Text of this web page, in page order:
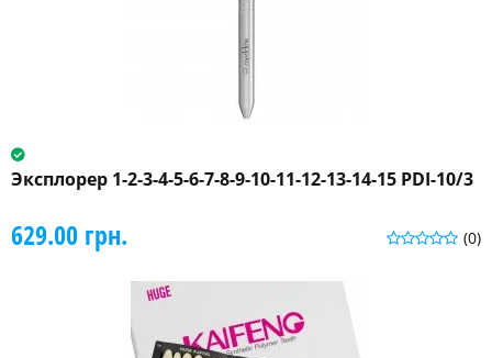
Эксплорер 1-2-3-4-5-6-7-8-9-10-11-12-13-14-15 PDI-10/3
(0)
629.00 грн.